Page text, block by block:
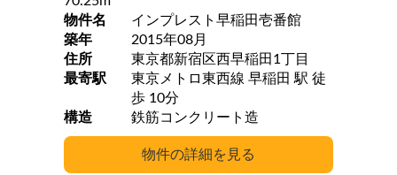
物件名
インプレスト早稲田壱番館
築年
2015年08月
住所
東京都新宿区西早稲田1丁目
最寄駅
東京メトロ東西線 早稲田 駅 徒
歩 10分
構造
鉄筋コンクリート造